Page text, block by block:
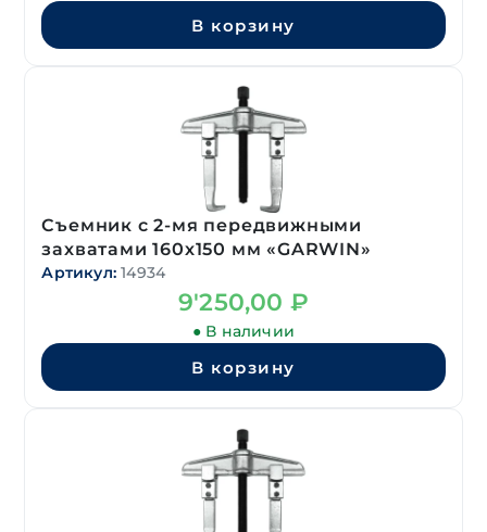
В корзину
Съемник с 2-мя передвижными
захватами 160х150 мм «GARWIN»
Артикул: 14934
9'250,00 ₽
● В наличии
В корзину